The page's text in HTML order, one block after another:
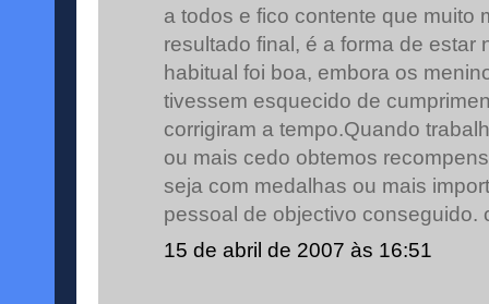
a todos e fico contente que muito
resultado final, é a forma de estar
habitual foi boa, embora os
tivessem esquecido de
corrigiram a tempo.Quando
ou mais cedo obtemos
seja com medalhas ou mais
pessoal de objectivo conseguido.
15 de abril de 2007 às 16:51